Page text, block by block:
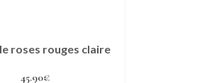
choisies
roses rouges claire
45.90€